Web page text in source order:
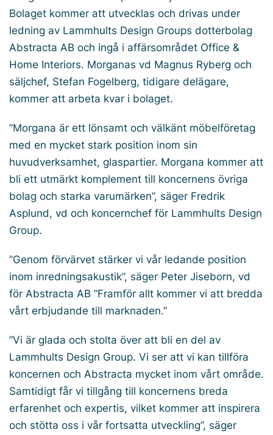
Bolaget kommer att utvecklas och drivas under
ledning av Lammhults Design Groups dotterbolag
Abstracta AB och ingå i affärsområdet Office &
Home Interiors. Morganas vd Magnus Ryberg och
säljchef, Stefan Fogelberg, tidigare delägare,
kommer att arbeta kvar i bolaget.
”Morgana är ett lönsamt och välkänt möbelföretag
med en mycket stark position inom sin
huvudverksamhet, glaspartier. Morgana kommer att
bli ett utmärkt komplement till koncernens övriga
bolag och starka varumärken”, säger Fredrik
Asplund, vd och koncernchef för Lammhults Design
Group.
”Genom förvärvet stärker vi vår ledande position
inom inredningsakustik”, säger Peter Jiseborn, vd
för Abstracta AB ”Framför allt kommer vi att bredda
vårt erbjudande till marknaden.”
”Vi är glada och stolta över att bli en del av
Lammhults Design Group. Vi ser att vi kan tillföra
koncernen och Abstracta mycket inom vårt område.
Samtidigt får vi tillgång till koncernens breda
erfarenhet och expertis, vilket kommer att inspirera
och stötta oss i vår fortsatta utveckling”, säger